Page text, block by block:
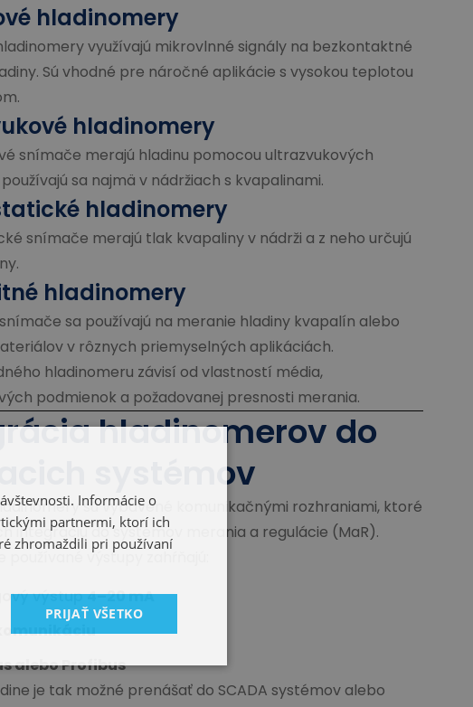
hladinomery
využívajú mikrovlnné signály na bezkontaktné
Sú vhodné pre náročné aplikácie s vysokou teplotou
hladinomery
snímače merajú hladinu pomocou ultrazvukových
sa najmä v nádržiach s kvapalinami.
hladinomery
snímače merajú tlak kvapaliny v nádrži a z neho určujú
hladinomery
sa používajú na meranie hladiny kvapalín alebo
v rôznych priemyselných aplikáciách.
hladinomeru závisí od vlastností média,
podmienok a požadovanej presnosti merania.
hladinomerov do
systémov
sú vybavené komunikačnými rozhraniami, ktoré
integráciu do systémov merania a regulácie (MaR).
používané výstupy zahŕňajú:
výstup4–20 mA
alebo Profibus
je tak možné prenášať do SCADA systémov alebo
Informácie o
partnermi, ktorí ich
zhromaždili pri používaní
PRIJAŤ VŠETKO